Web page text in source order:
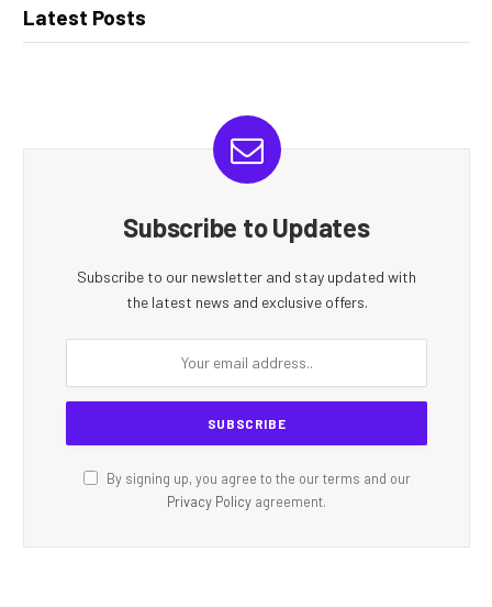
Latest Posts
Subscribe to Updates
Subscribe to our newsletter and stay updated with
the latest news and exclusive offers.
By signing up, you agree to the our terms and our
Privacy Policy agreement.